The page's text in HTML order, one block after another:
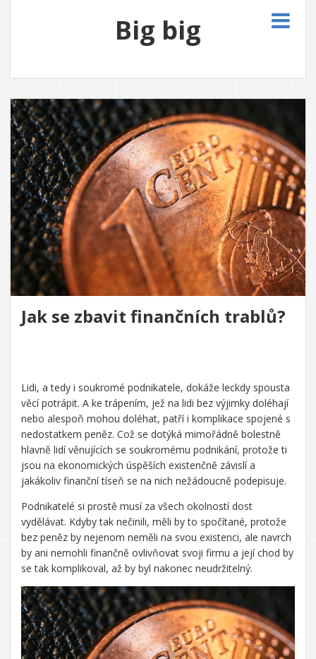
Big big
Jak se zbavit finančních trablů?
Lidi, a tedy i soukromé podnikatele, dokáže leckdy spousta
věcí potrápit. A ke trápením, jež na lidi bez výjimky doléhají
nebo alespoň mohou doléhat, patří i komplikace spojené s
nedostatkem peněz. Což se dotýká mimořádně bolestně
hlavně lidí věnujících se soukromému podnikání, protože ti
jsou na ekonomických úspěších existenčně závislí a
jakákoliv finanční tíseň se na nich nežádoucně podepisuje.
Podnikatelé si prostě musí za všech okolností dost
vydělávat. Kdyby tak nečinili, měli by to spočítané, protože
bez peněz by nejenom neměli na svou existenci, ale navrch
by ani nemohli finančně ovlivňovat svoji firmu a její chod by
se tak komplikoval, až by byl nakonec neudržitelný.